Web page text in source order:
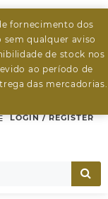
fornecimento dos
qualquer aviso
de stock nos
ao período de
das mercadorias.
LOGIN / REGISTER